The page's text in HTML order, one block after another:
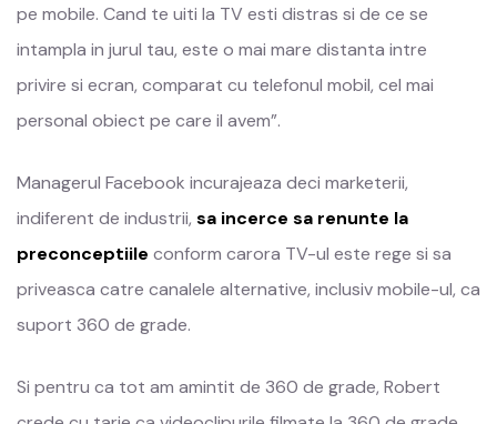
pe mobile. Cand te uiti la TV esti distras si de ce se
intampla in jurul tau, este o mai mare distanta intre
privire si ecran, comparat cu telefonul mobil, cel mai
personal obiect pe care il avem”.
Managerul Facebook incurajeaza deci marketerii,
indiferent de industrii, sa incerce sa renunte la
preconceptiile conform carora TV-ul este rege si sa
priveasca catre canalele alternative, inclusiv mobile-ul, ca
suport 360 de grade.
Si pentru ca tot am amintit de 360 de grade, Robert